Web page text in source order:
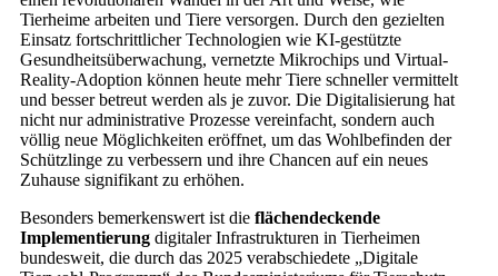
Tierheime arbeiten und Tiere versorgen. Durch den gezielten
Einsatz fortschrittlicher Technologien wie KI-gestützte
Gesundheitsüberwachung, vernetzte Mikrochips und Virtual-
Reality-Adoption können heute mehr Tiere schneller vermittelt
und besser betreut werden als je zuvor. Die Digitalisierung hat
nicht nur administrative Prozesse vereinfacht, sondern auch
völlig neue Möglichkeiten eröffnet, um das Wohlbefinden der
Schützlinge zu verbessern und ihre Chancen auf ein neues
Zuhause signifikant zu erhöhen.
Besonders bemerkenswert ist die flächendeckende
Implementierung digitaler Infrastrukturen in Tierheimen
bundesweit, die durch das 2025 verabschiedete „Digitale